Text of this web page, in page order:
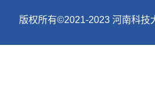
版权所有©2021-2023 河南科技